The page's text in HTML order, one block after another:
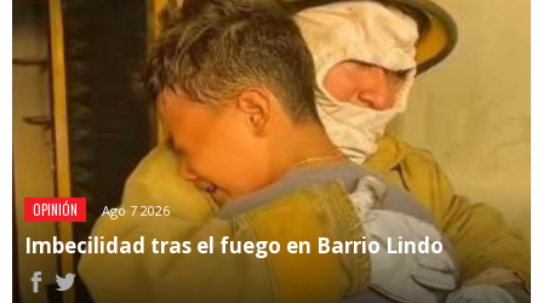
OPINIÓN Ago 7 2026
Imbecilidad tras el fuego en Barrio Lindo